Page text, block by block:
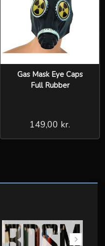
Gas Mask Eye Caps
Full Rubber
149,00 kr.